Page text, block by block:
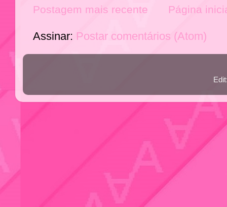
Postagem mais recente Página
Assinar: Postar comentários (Atom)